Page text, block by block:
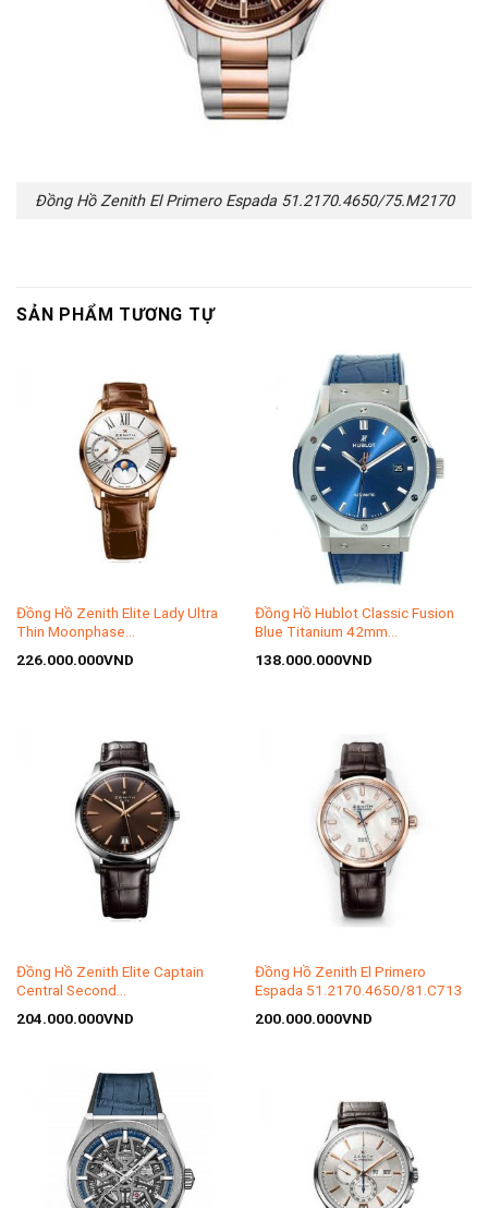
Đồng Hồ Zenith El Primero Espada 51.2170.4650/75.M2170
SẢN PHẨM TƯƠNG TỰ
Đồng Hồ Zenith Elite Lady Ultra
Thin Moonphase
226.000.000VND
Đồng Hồ Hublot Classic Fusion
Blue Titanium 42mm
138.000.000VND
Đồng Hồ Zenith Elite Captain
Central Second
204.000.000VND
Đồng Hồ Zenith El Primero
Espada 51.2170.4650/81.C713
200.000.000VND